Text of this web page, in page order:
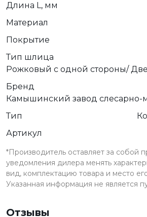
Длина L, мм
Материал
Покрытие
Тип шлица
Рожковый с одной стороны/
Бренд
Камышинский завод слесарно-
Тип
Артикул
*Производитель оставляет за собой
уведомления дилера менять
вид, комплектацию товара и место
Указанная информация не является
Отзывы